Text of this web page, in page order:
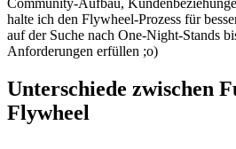
Community-Aufbau,
halte ich den Flywheel-Prozess für
auf der Suche nach One-Night-Stands
Anforderungen erfüllen ;o)
Unterschiede zwischen
Flywheel